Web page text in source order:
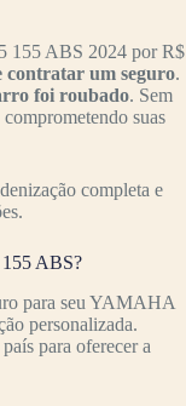
155 ABS 2024 por R$
contratar um seguro.
foi roubado. Sem
suas
completa e
ABS?
para seu YAMAHA
personalizada.
para oferecer a